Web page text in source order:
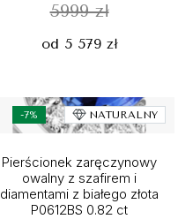
5999 zł
od 5 579 zł
-7% NATURALNY
Pierścionek zaręczynowy
owalny z szafirem i
diamentami z białego złota
P0612BS 0.82 ct